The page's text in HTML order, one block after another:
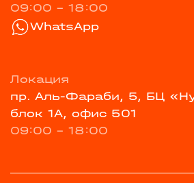
09:00 - 18:00
WhatsApp
Локация
пр. Аль-Фараби, 5, БЦ
блок 1А, офис 501
09:00 - 18:00